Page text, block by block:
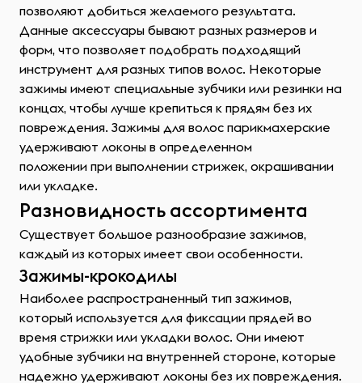
позволяют добиться желаемого результата.
Данные аксессуары бывают разных размеров и
форм, что позволяет подобрать подходящий
инструмент для разных типов волос. Некоторые
зажимы имеют специальные зубчики или резинки на
концах, чтобы лучше крепиться к прядям без их
повреждения. Зажимы для волос парикмахерские
удерживают локоны в определенном
положении при выполнении стрижек, окрашивании
или укладке.
Разновидность ассортимента
Существует большое разнообразие зажимов,
каждый из которых имеет свои особенности.
Зажимы-крокодилы
Наиболее распространенный тип зажимов,
который используется для фиксации прядей во
время стрижки или укладки волос. Они имеют
удобные зубчики на внутренней стороне, которые
надежно удерживают локоны без их повреждения.